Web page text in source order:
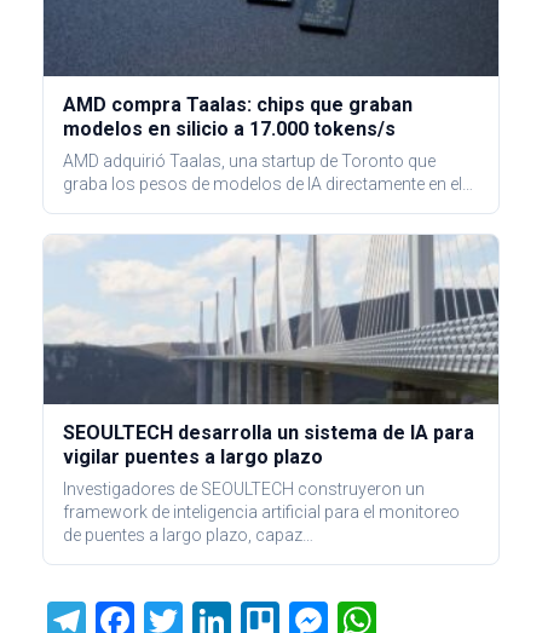
AMD compra Taalas: chips que graban
modelos en silicio a 17.000 tokens/s
AMD adquirió Taalas, una startup de Toronto que
graba los pesos de modelos de IA directamente en el…
SEOULTECH desarrolla un sistema de IA para
vigilar puentes a largo plazo
Investigadores de SEOULTECH construyeron un
framework de inteligencia artificial para el monitoreo
de puentes a largo plazo, capaz…
T
F
T
Li
Tr M